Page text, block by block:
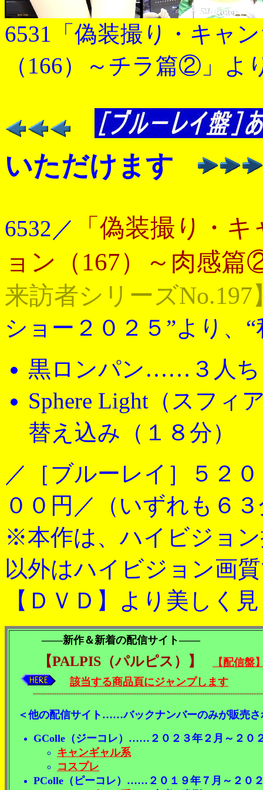
6531「偽装撮り・キャ
（166）～チラ篇②」よ
いただけます
6532／
「偽装撮り・
ョン（167）～肉感
来訪者シリーズNo.197
ショー２０２５”より、
黒ロンパン……３人ち
Sphere Light（スフ
替え込み（１８分）
／［ブルーレイ］５２
００円／（いずれも６
※本作は、ハイビジョ
以外はハイビジョン画
【ＤＶＤ】より美しく
――新作＆新着の配信サイト――
【PALPIS（パルピス）】
【配信盤
該当する商品頁にジャンプします
＜他の配信サイト……バックナンバーのみが販売
GColle（ジーコレ）……２０２３年２月～２０
キャンギャル系
コスプレ
PColle（ピーコレ）……２０１９年７月～２０